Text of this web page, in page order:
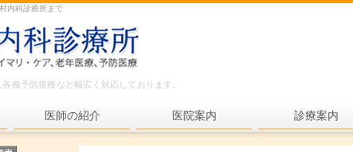
内科診療所まで
種予防接種など幅広く対応しております。
医師の紹介 医院案内 診療案内
内科一般